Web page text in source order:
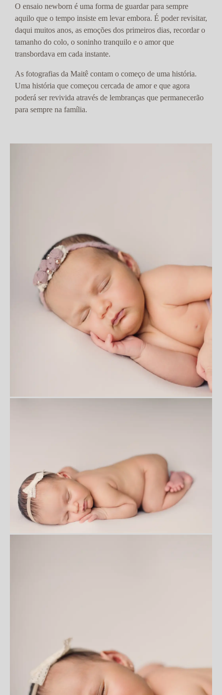
O ensaio newborn é uma forma de guardar para sempre
aquilo que o tempo insiste em levar embora. É poder revisitar,
daqui muitos anos, as emoções dos primeiros dias, recordar o
tamanho do colo, o soninho tranquilo e o amor que
transbordava em cada instante.
As fotografias da Maitê contam o começo de uma história.
Uma história que começou cercada de amor e que agora
poderá ser revivida através de lembranças que permanecerão
para sempre na família.